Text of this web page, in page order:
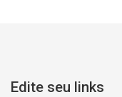
Edite seu links